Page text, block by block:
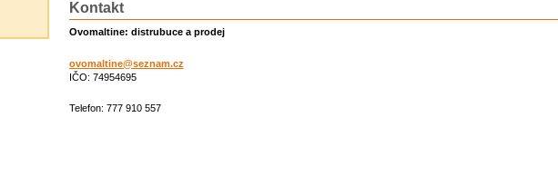
Kontakt
Ovomaltine: distrubuce a prodej
ovomaltine@seznam.cz
IČO: 74954695
Telefon: 777 910 557